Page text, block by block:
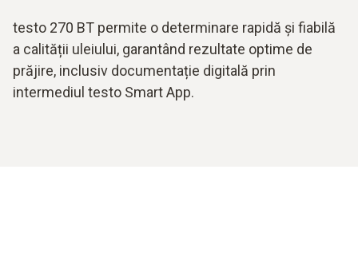
testo 270 BT permite o determinare rapidă și fiabilă
a calității uleiului, garantând rezultate optime de
prăjire, inclusiv documentație digitală prin
intermediul testo Smart App.